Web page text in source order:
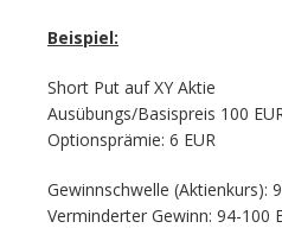
Beispiel:
Short Put auf XY Aktie
Ausübungs/Basispreis 100
Optionsprämie: 6 EUR
Gewinnschwelle (Aktienkurs):
Verminderter Gewinn: 94-100